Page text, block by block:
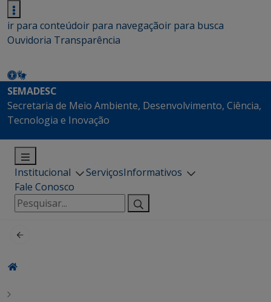
ir para conteúdoir para navegaçãoir para busca
Ouvidoria Transparência
SEMADESC
Secretaria de Meio Ambiente, Desenvolvimento, Ciência,
Tecnologia e Inovação
Institucional ServiçosInformativos
Fale Conosco
Pesquisar
por: